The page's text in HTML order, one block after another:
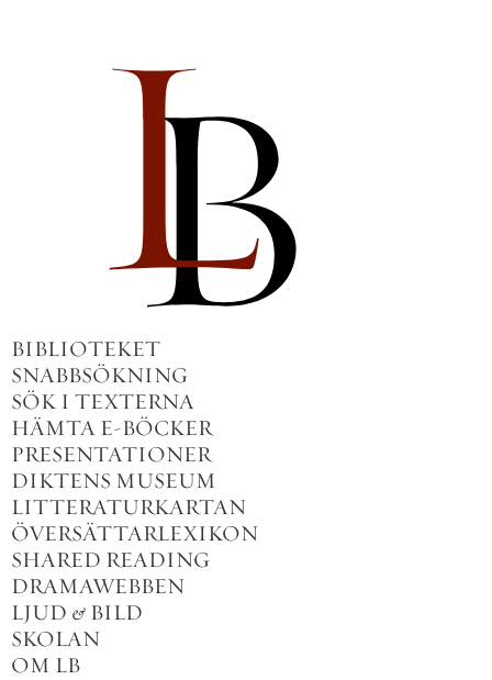
BIBLIOTEKET
SNABBSÖKNING
SÖK I TEXTERNA
HÄMTA E-BÖCKER
PRESENTATIONER
DIKTENS MUSEUM
LITTERATURKARTAN
ÖVERSÄTTARLEXIKON
SHARED READING
DRAMAWEBBEN
LJUD & BILD
SKOLAN
OM LB